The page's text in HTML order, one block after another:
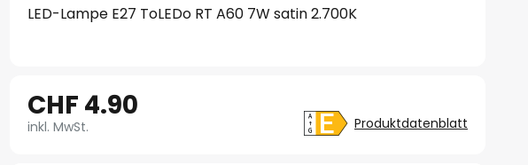
LED-Lampe E27 ToLEDo RT A60 7W satin 2.700K
CHF 4.90
inkl. MwSt. Produktdatenblatt